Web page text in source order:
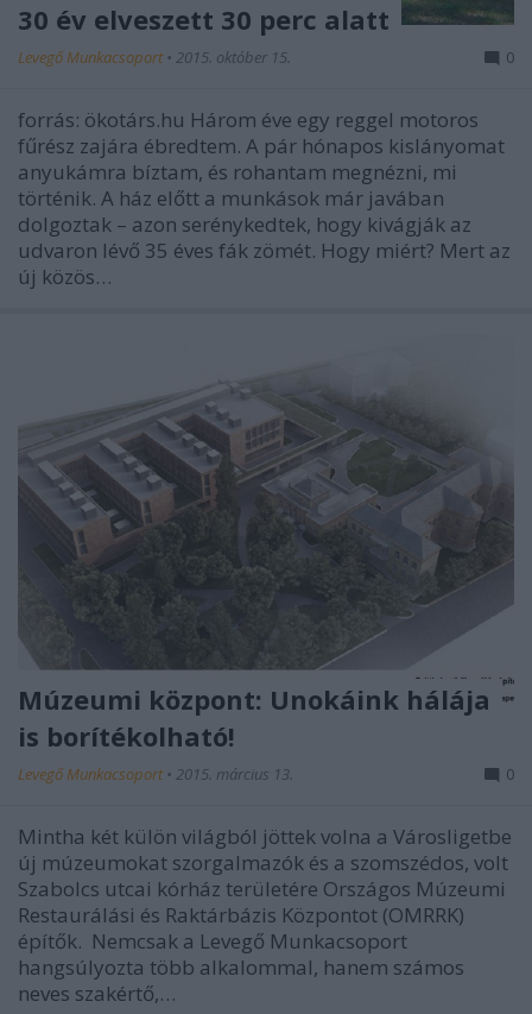
30 év elveszett 30 perc alatt
Levegő Munkacsoport • 2015. október 15. 0
forrás: ökotárs.hu Három éve egy reggel motoros
fűrész zajára ébredtem. A pár hónapos kislányomat
anyukámra bíztam, és rohantam megnézni, mi
történik. A ház előtt a munkások már javában
dolgoztak – azon serénykedtek, hogy kivágják az
udvaron lévő 35 éves fák zömét. Hogy miért? Mert az
új közös…
Múzeumi központ: Unokáink hálája
is borítékolható!
Levegő Munkacsoport • 2015. március 13. 0
Mintha két külön világból jöttek volna a Városligetbe
új múzeumokat szorgalmazók és a szomszédos, volt
Szabolcs utcai kórház területére Országos Múzeumi
Restaurálási és Raktárbázis Központot (OMRRK)
építők. Nemcsak a Levegő Munkacsoport
hangsúlyozta több alkalommal, hanem számos
neves szakértő,…